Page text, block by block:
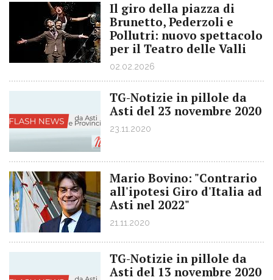
Il giro della piazza di
Brunetto, Pederzoli e
Pollutri: nuovo spettacolo
per il Teatro delle Valli
02.02.2026
TG-Notizie in pillole da
Asti del 23 novembre 2020
23.11.2020
Mario Bovino: "Contrario
all'ipotesi Giro d'Italia ad
Asti nel 2022"
21.11.2020
TG-Notizie in pillole da
Asti del 13 novembre 2020